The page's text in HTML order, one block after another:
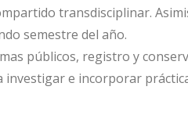
transdisciplinar.
semestre del año.
públicos, registro y
e incorporar